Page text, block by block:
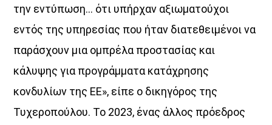
την εντύπωση… ότι υπήρχαν αξιωµατούχοι
εντός της υπηρεσίας που ήταν διατεθειµένοι να
παράσχουν µια οµπρέλα προστασίας και
κάλυψης για προγράµµατα κατάχρησης
κονδυλίων της ΕΕ», είπε ο δικηγόρος της
Τυχεροπούλου. Το 2023, ένας άλλος πρόεδρος